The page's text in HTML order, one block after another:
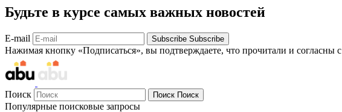
Будьте в курсе самых важных новостей
E-mail Subscribe Subscribe
Нажимая кнопку «Подписаться», вы подтверждаете, что прочитали и согласны
Поиск Поиск Поиск
Популярные поисковые запросы